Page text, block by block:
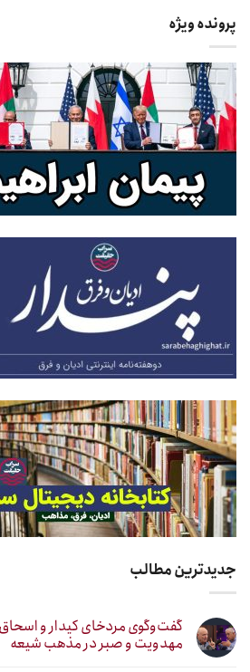
پرونده ویژه
جدیدترین مطالب
گفت‌وگوی مردخای کیدار و اسحاق
مهدویت و صبر در مذهب شیعه